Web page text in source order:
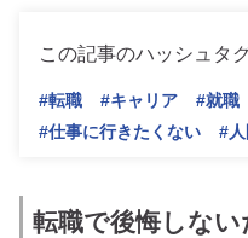
この記事のハッシュタ
#転職 #キャリア #就職
#仕事に行きたくない
#
転職で後悔しな